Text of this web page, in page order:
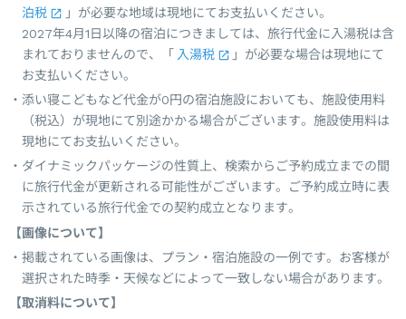
泊税
」が必要な地域は現地にてお支払いください。
2027年4月1日以降の宿泊につきましては、旅行代金に入湯税は含
まれておりませんので、「 入湯税
」が必要な場合は現地にて
お支払いください。
添い寝こどもなど代金が0円の宿泊施設においても、施設使用料
（税込）が現地にて別途かかる場合がございます。施設使用料は
現地にてお支払いください。
ダイナミックパッケージの性質上、検索からご予約成立までの間
に旅行代金が更新される可能性がございます。ご予約成立時に表
示されている旅行代金での契約成立となります。
【画像について】
掲載されている画像は、プラン・宿泊施設の一例です。お客様が
選択された時季・天候などによって一致しない場合があります。
【取消料について】